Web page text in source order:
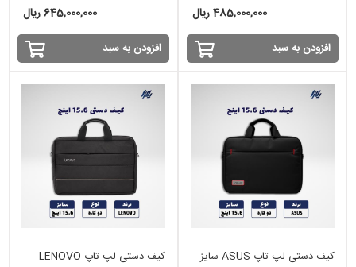
485,000,000 ریال
افزودن به سبد
645,000,000 ریال
افزودن به سبد
کیف دستی لپ تاپ ASUS سایز
کیف دستی لپ تاپ LENOVO